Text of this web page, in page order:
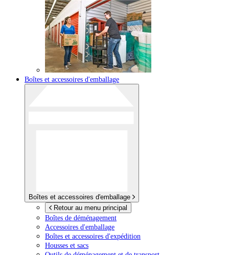
Boîtes et accessoires d'emballage
Boîtes et accessoires d'emballage
Retour au menu principal
Boîtes de déménagement
Accessoires d'emballage
Boîtes et accessoires d'expédition
Housses et sacs